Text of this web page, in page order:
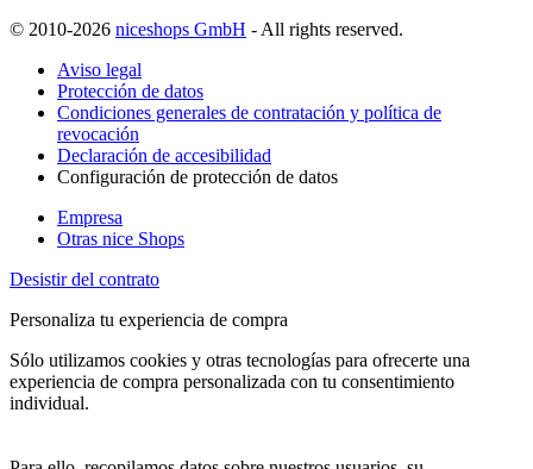
© 2010-2026 niceshops GmbH - All rights reserved.
Aviso legal
Protección de datos
Condiciones generales de contratación y política de
revocación
Declaración de accesibilidad
Configuración de protección de datos
Empresa
Otras nice Shops
Desistir del contrato
Personaliza tu experiencia de compra
Sólo utilizamos cookies y otras tecnologías para ofrecerte una
experiencia de compra personalizada con tu consentimiento
individual.